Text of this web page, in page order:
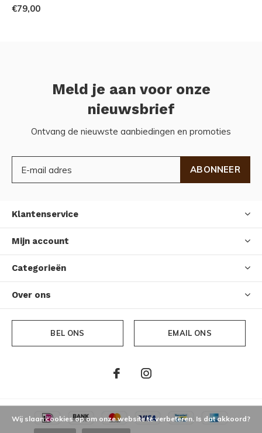
€79,00
Meld je aan voor onze
nieuwsbrief
Ontvang de nieuwste aanbiedingen en promoties
ABONNEER
Klantenservice
Mijn account
Categorieën
Over ons
BEL ONS EMAIL ONS
Wij slaan cookies op om onze website te verbeteren. Is dat akkoord?